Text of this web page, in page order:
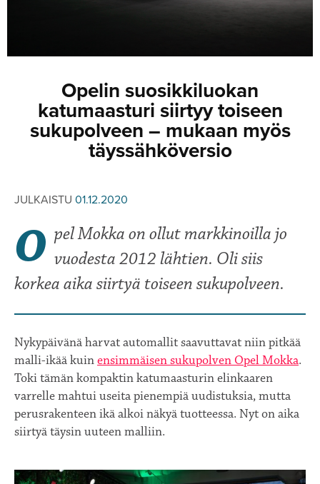
Opelin suosikkiluokan
katumaasturi siirtyy toiseen
sukupolveen – mukaan myös
täyssähköversio
JULKAISTU 01.12.2020
O pel Mokka on ollut markkinoilla jo
vuodesta 2012 lähtien. Oli siis
korkea aika siirtyä toiseen sukupolveen.
Nykypäivänä harvat automallit saavuttavat niin pitkää
malli-ikää kuinensimmäisen sukupolven Opel Mokka.
Toki tämän kompaktin katumaasturin elinkaaren
varrelle mahtui useita pienempiä uudistuksia, mutta
perusrakenteen ikä alkoi näkyä tuotteessa. Nyt on aika
siirtyä täysin uuteen malliin.